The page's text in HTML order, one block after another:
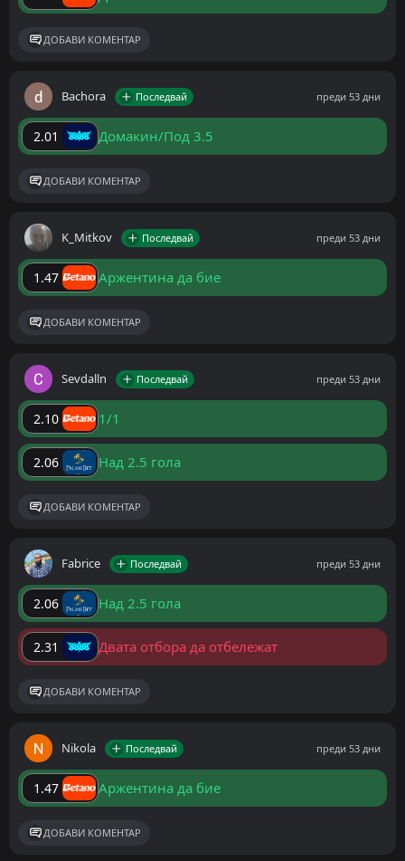
ДОБАВИ КОМЕНТАР
Bachora Последвай преди 53 дни
2.01 Домакин/Под 3.5
ДОБАВИ КОМЕНТАР
K_Mitkov Последвай преди 53 дни
1.47 Аржентина да бие
ДОБАВИ КОМЕНТАР
Sevdalln Последвай преди 53 дни
2.10 1/1
2.06 Над 2.5 гола
ДОБАВИ КОМЕНТАР
Fabrice Последвай преди 53 дни
2.06 Над 2.5 гола
2.31 Двата отбора да отбележат
ДОБАВИ КОМЕНТАР
Nikola Последвай преди 53 дни
1.47 Аржентина да бие
ДОБАВИ КОМЕНТАР